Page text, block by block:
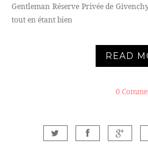
Gentleman Réserve Privée de
tout en étant bien
READ
0